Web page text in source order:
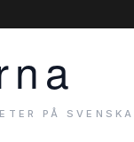
PÅ SVENSKA